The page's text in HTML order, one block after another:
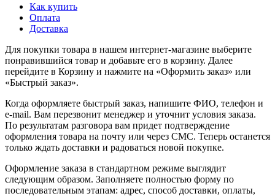
Как купить
Оплата
Доставка
Для покупки товара в нашем интернет-магазине выберите
понравившийся товар и добавьте его в корзину. Далее
перейдите в Корзину и нажмите на «Оформить заказ» или
«Быстрый заказ».
Когда оформляете быстрый заказ, напишите ФИО, телефон и
e-mail. Вам перезвонит менеджер и уточнит условия заказа.
По результатам разговора вам придет подтверждение
оформления товара на почту или через СМС. Теперь останется
только ждать доставки и радоваться новой покупке.
Оформление заказа в стандартном режиме выглядит
следующим образом. Заполняете полностью форму по
последовательным этапам: адрес, способ доставки, оплаты,